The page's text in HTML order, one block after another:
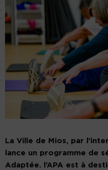
La Ville de Mios, par
lance un programme de
Adaptée. l’APA est à